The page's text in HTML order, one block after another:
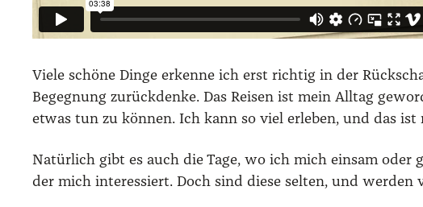
Vie­le schö­ne Din­ge erken­ne ich erst rich­tig in der
Begeg­nung zurück­den­ke. Das Rei­sen ist mein All­tag
etwas tun zu kön­nen. Ich kann so viel erle­ben, und das
Natür­lich gibt es auch die Tage, wo ich mich ein­sam
der mich inter­es­siert. Doch sind die­se sel­ten, und